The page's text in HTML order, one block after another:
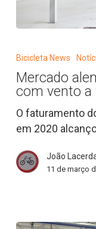
alemão
bicicletas
pedala
com
vento
favor
Bicicleta News
Mercado
com vento a
O faturamento
em 2020
João
11 de março